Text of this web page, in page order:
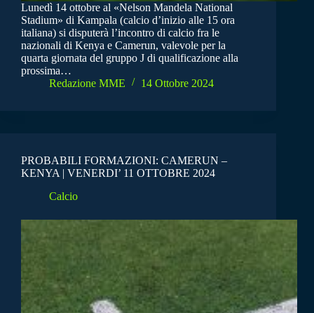
Lunedì 14 ottobre al «Nelson Mandela National
Stadium» di Kampala (calcio d’inizio alle 15 ora
italiana) si disputerà l’incontro di calcio fra le
nazionali di Kenya e Camerun, valevole per la
quarta giornata del gruppo J di qualificazione alla
prossima…
Redazione MME
14 Ottobre 2024
PROBABILI FORMAZIONI: CAMERUN –
KENYA | VENERDI’ 11 OTTOBRE 2024
Calcio